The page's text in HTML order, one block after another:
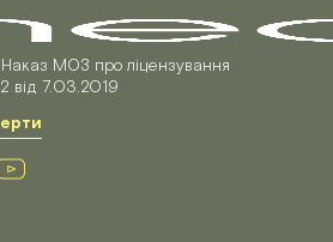
Наказ МОЗ про ліцензування
від 7.03.2019